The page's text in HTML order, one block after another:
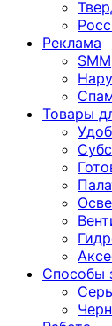
Реклама
SMM
Товары
Способы